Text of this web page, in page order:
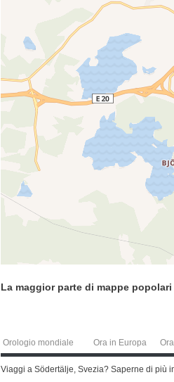
La maggior parte di mappe
Orologio mondiale Ora in Europa
Viaggi a Södertälje, Svezia? Saperne di più